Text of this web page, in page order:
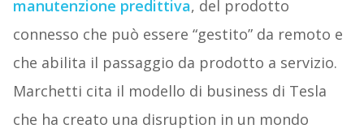
manutenzione predittiva, del prodotto
connesso che può essere “gestito” da remoto e
che abilita il passaggio da prodotto a servizio.
Marchetti cita il modello di business di Tesla
che ha creato una disruption in un mondo